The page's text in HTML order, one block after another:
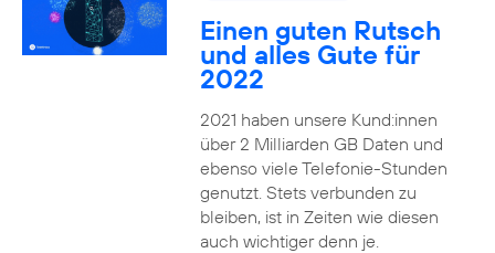
Einen guten Rutsch
und alles Gute für
2022
2021 haben unsere Kund:innen
über 2 Milliarden GB Daten und
ebenso viele Telefonie-Stunden
genutzt. Stets verbunden zu
bleiben, ist in Zeiten wie diesen
auch wichtiger denn je.